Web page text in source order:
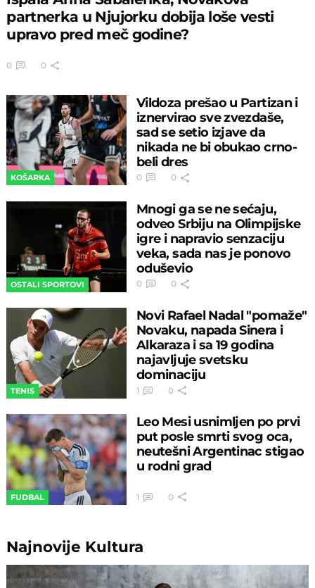
partnerka u Njujorku dobija loše vesti
upravo pred meč godine?
0 0
KOŠARKA
Vildoza prešao u Partizan i
iznervirao sve zvezdaše,
sad se setio izjave da
nikada ne bi obukao crno-
beli dres
0 0
OSTALI SPORTOVI
Mnogi ga se ne sećaju,
odveo Srbiju na Olimpijske
igre i napravio senzaciju
veka, sada nas je ponovo
oduševio
0 0
TENIS
Novi Rafael Nadal "pomaže"
Novaku, napada Sinera i
Alkaraza i sa 19 godina
najavljuje svetsku
dominaciju
1 0
FUDBAL
Leo Mesi usnimljen po prvi
put posle smrti svog oca,
neutešni Argentinac stigao
u rodni grad
1 0
Najnovije Kultura